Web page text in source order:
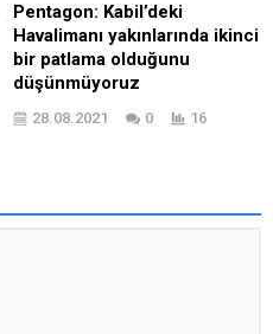
Pentagon: Kabil’deki
Havalimanı yakınlarında ikinci
bir patlama olduğunu
düşünmüyoruz
28.08.2021 0 16